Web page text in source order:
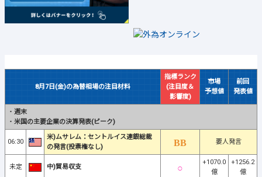
8月7日(金)の為替相場の注目材料
指標ランク
(注目度＆
影響度)
市場
予想値
前回
発表値
・ 週末
・ 米国の主要企業の決算発表(ピーク)
06:30
米)ムサレム：セントルイス連銀総裁
の発言(投票権なし)
要人発言
未定 中)貿易収支
+1070.0
億
+1256.2
億